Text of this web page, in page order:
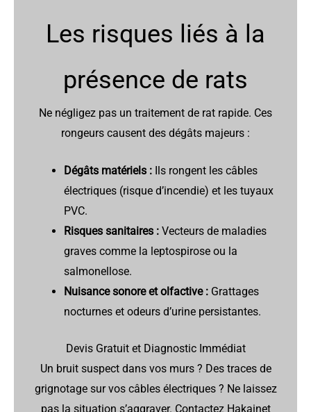
Les risques liés à la
présence de rats
Ne négligez pas un traitement de rat rapide. Ces
rongeurs causent des dégâts majeurs :
Dégâts matériels : Ils rongent les câbles
électriques (risque d’incendie) et les tuyaux
PVC.
Risques sanitaires : Vecteurs de maladies
graves comme la leptospirose ou la
salmonellose.
Nuisance sonore et olfactive : Grattages
nocturnes et odeurs d’urine persistantes.
Devis Gratuit et Diagnostic Immédiat
Un bruit suspect dans vos murs ? Des traces de
grignotage sur vos câbles électriques ? Ne laissez
pas la situation s’aggraver. Contactez Hakainet